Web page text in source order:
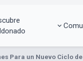
Para un Nuevo Ciclo